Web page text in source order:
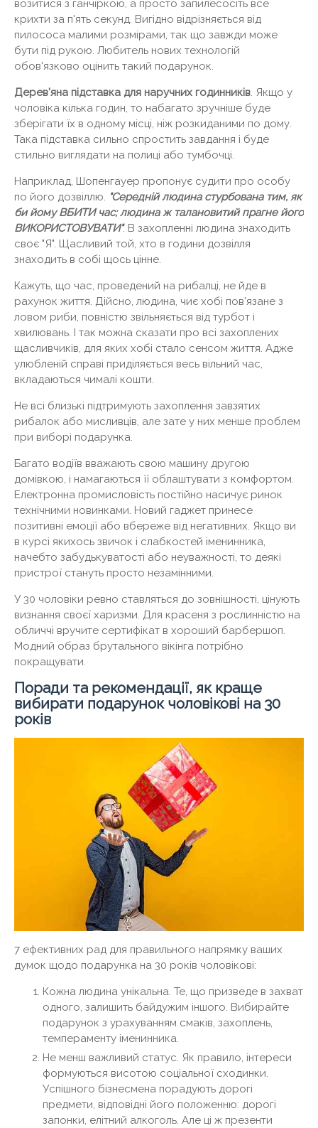
возитися з ганчіркою, а просто запилесосіть все
крихти за п'ять секунд. Вигідно відрізняється від
пилососа малими розмірами, так що завжди може
бути під рукою. Любитель нових технологій
обов'язково оцінить такий подарунок.
Дерев'яна підставка для наручних годинників. Якщо у
чоловіка кілька годин, то набагато зручніше буде
зберігати їх в одному місці, ніж розкиданими по дому.
Така підставка сильно спростить завдання і буде
стильно виглядати на полиці або тумбочці.
Наприклад, Шопенгауер пропонує судити про особу
по його дозвіллю. "Середній людина стурбована тим, як
би йому ВБИТИ час; людина ж талановитий прагне його
ВИКОРИСТОВУВАТИ". В захопленні людина знаходить
своє "Я". Щасливий той, хто в години дозвілля
знаходить в собі щось цінне.
Кажуть, що час, проведений на рибалці, не йде в
рахунок життя. Дійсно, людина, чиє хобі пов'язане з
ловом риби, повністю звільняється від турбот і
хвилювань. І так можна сказати про всі захоплених
щасливчиків, для яких хобі стало сенсом життя. Адже
улюбленій справі приділяється весь вільний час,
вкладаються чималі кошти.
Не всі близькі підтримують захоплення завзятих
рибалок або мисливців, але зате у них менше проблем
при виборі подарунка.
Багато водіїв вважають свою машину другою
домівкою, і намагаються її облаштувати з комфортом.
Електронна промисловість постійно насичує ринок
технічними новинками. Новий гаджет принесе
позитивні емоції або вбереже від негативних. Якщо ви
в курсі якихось звичок і слабкостей іменинника,
начебто забудькуватості або неуважності, то деякі
пристрої стануть просто незамінними.
У 30 чоловіки ревно ставляться до зовнішності, цінують
визнання своєї харизми. Для красеня з рослинністю на
обличчі вручите сертифікат в хороший барбершоп.
Модний образ брутального вікінга потрібно
покращувати.
Поради та рекомендації, як краще
вибирати подарунок чоловікові на 30
років
7 ефективних рад для правильного напрямку ваших
думок щодо подарунка на 30 років чоловікові:
Кожна людина унікальна. Те, що призведе в захват
одного, залишить байдужим іншого. Вибирайте
подарунок з урахуванням смаків, захоплень,
темпераменту іменинника.
Не менш важливий статус. Як правило, інтереси
формуються висотою соціальної сходинки.
Успішного бізнесмена порадують дорогі
предмети, відповідні його положенню: дорогі
запонки, елітний алкоголь. Але ці ж презенти